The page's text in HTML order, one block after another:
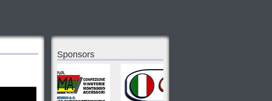
Sponsors